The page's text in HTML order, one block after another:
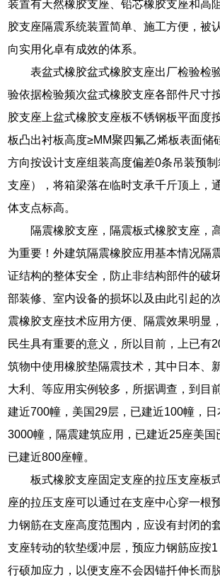
装置有天然橡胶支座、铅芯橡胶支座和高
胶支座隔震系统装置简单、施工方便，被
向实用化卓有成效的体系。
表盆式橡胶盆式橡胶支座出厂检验检
验依据检验频次盆式橡胶支座各部件尺寸
胶支座上盆式橡胶支座板不锈钢板平面度
板凸出衬板高度≥MM聚四氟乙烯板表面储
方向按设计支座组装高度偏差0条吊装预
支座），将箱梁落在临时支承千斤顶上，
体支点标高。
隔震橡胶支座，隔震板式橡胶支座，
为重要！外建筑隔震橡胶应用基本情况隔
证结构的整体安全，防止非结构部件的破
部装修、室内设备的损坏以及由此引起的
震橡胶支座技术应用方便、隔震效果明显
民生具有重要的意义，所以目前，上已有
筑物中使用橡胶垫隔震技术，其中日本、
大利、等应用实例较多，所据调查，到目
建近700幢，美国29层，已建近100幢，
3000幢，隔震建筑应用，已建近25座美国
已建近800座幢。
板式橡胶支座固定支座的拉压支座板
座的拉压支座可以通过在支座中心穿一根
力钢筋在支座高度范围内，应设有封闭的
支座转动的软垫缓冲层，预应力钢筋应按
行硕加应力，以便支座不会因锚扦伸长而脱